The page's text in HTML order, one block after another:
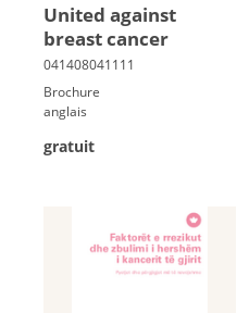
United against
breast cancer
Brochure
anglais
gratuit